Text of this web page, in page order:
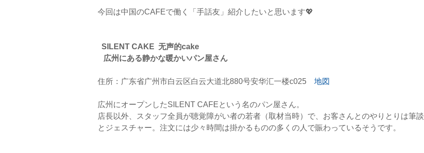
今回は中国のCAFEで働く「手話友」紹介したいと思います💖
SILENT CAKE  无声的cake
   広州にある静かな暖かいパン屋さん
住所：广东省广州市白云区白云大道北880号安华汇一楼c025 地図
広州にオープンしたSILENT CAFEという名のパン屋さん。
店長以外、スタッフ全員が聴覚障がい者の若者（取材当時）で、お客さんとのやりとりは筆談
とジェスチャー。注文には少々時間は掛かるものの多くの人で賑わっているそうです。